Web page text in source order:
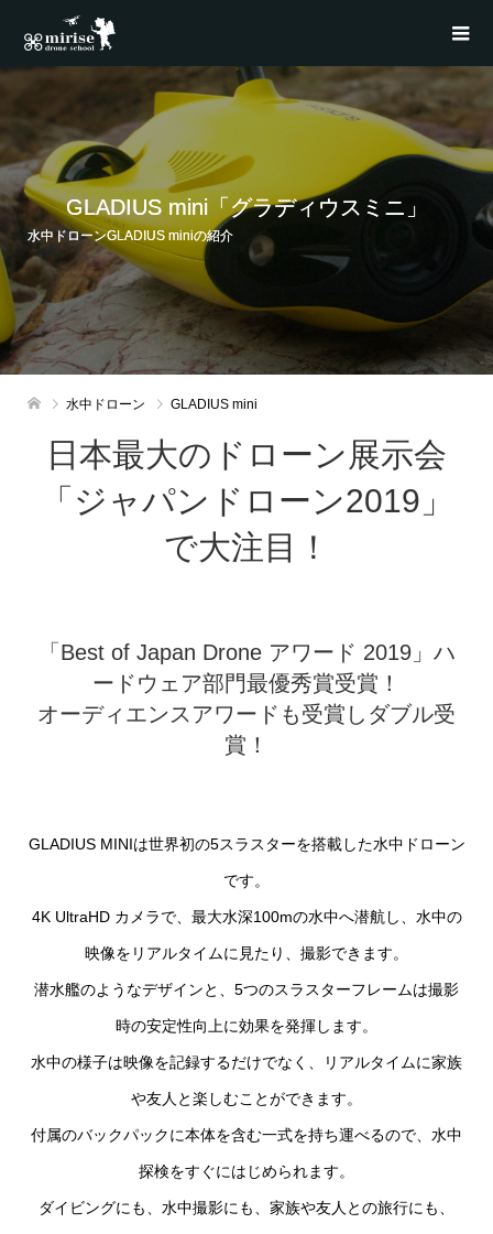
GLADIUS mini「グラディウスミニ」
水中ドローンGLADIUS miniの紹介
水中ドローン GLADIUS mini
日本最大のドローン展示会
「ジャパンドローン2019」
で大注目！
「Best of Japan Drone アワード 2019」ハ
ードウェア部門最優秀賞受賞！
オーディエンスアワードも受賞しダブル受
賞！
GLADIUS MINIは世界初の5スラスターを搭載した水中ドローン
です。
4K UltraHD カメラで、最大水深100mの水中へ潜航し、水中の
映像をリアルタイムに見たり、撮影できます。
潜水艦のようなデザインと、5つのスラスターフレームは撮影
時の安定性向上に効果を発揮します。
水中の様子は映像を記録するだけでなく、リアルタイムに家族
や友人と楽しむことができます。
付属のバックパックに本体を含む一式を持ち運べるので、水中
探検をすぐにはじめられます。
ダイビングにも、水中撮影にも、家族や友人との旅行にも、